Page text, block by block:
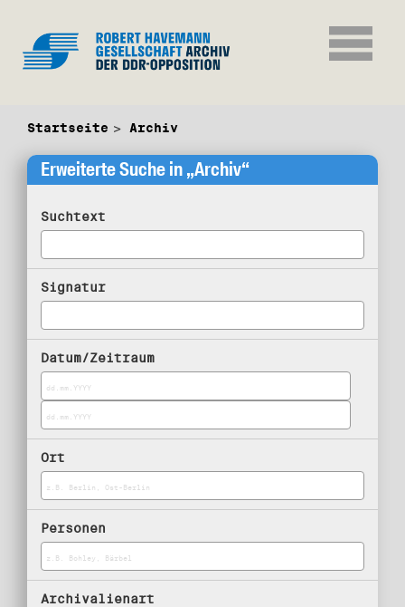
Startseite Archiv
Erweiterte Suche in „Archiv“
Suchtext
Signatur
Datum/Zeitraum
Ort
Personen
Archivalienart